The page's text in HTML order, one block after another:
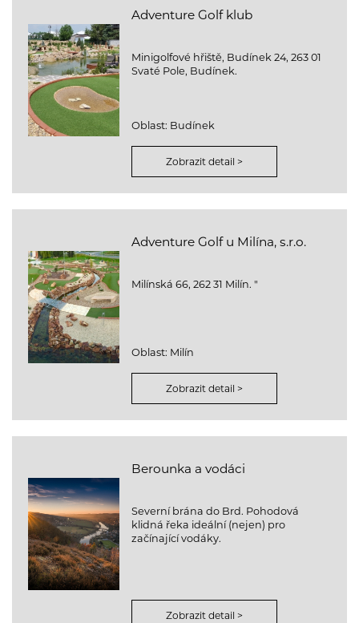
Adventure Golf klub
Minigolfové hřiště, Budínek 24, 263 01
Svaté Pole, Budínek.
Oblast: Budínek
Zobrazit detail >
Adventure Golf u Milína, s.r.o.
Milínská 66, 262 31 Milín. "
Oblast: Milín
Zobrazit detail >
Berounka a vodáci
Severní brána do Brd. Pohodová
klidná řeka ideální (nejen) pro
začínající vodáky.
Zobrazit detail >